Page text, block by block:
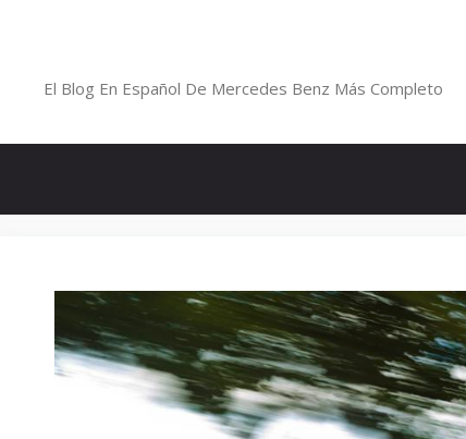
El Blog En Español De Mercedes Benz Más Completo